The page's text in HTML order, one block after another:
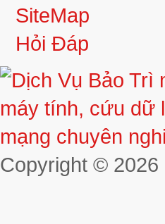
SiteMap
Hỏi Đáp
Copyright © 2026